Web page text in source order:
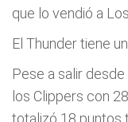
que lo vendió a
El Thunder tiene
Pese a salir
los Clippers con
totalizó 18 puntos